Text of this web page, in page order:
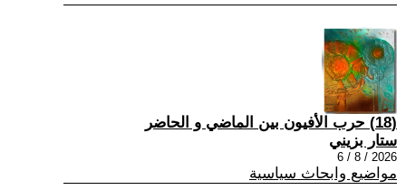
(18) حرب الأفيون بين الماضي و الحاضر
ستار بزيني
2026 / 8 / 6
مواضيع وابحاث سياسية